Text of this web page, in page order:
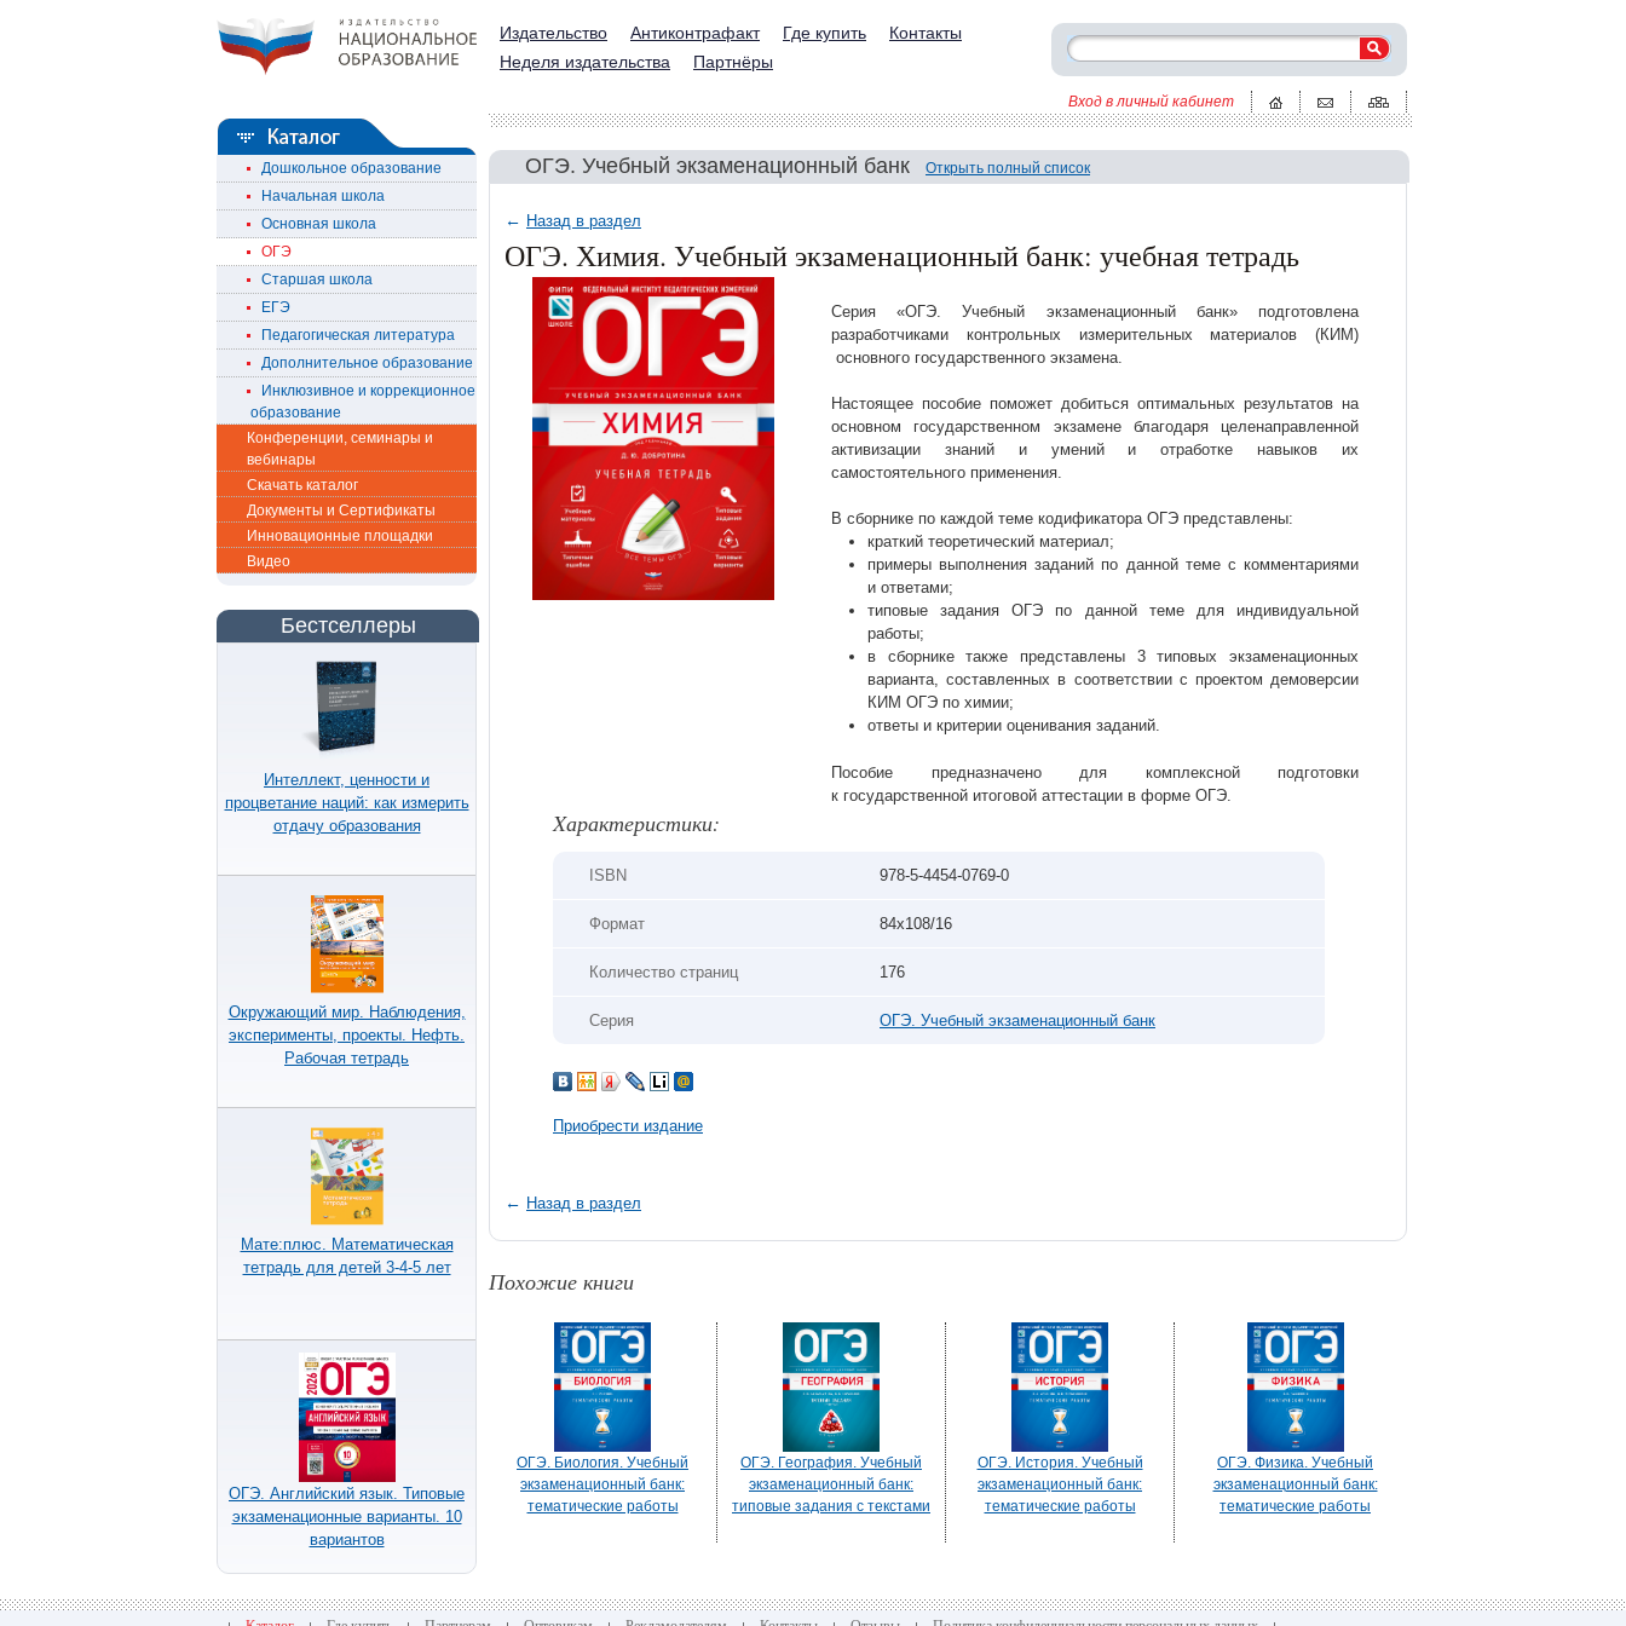
Издательство Антиконтрафакт Где купить
Контакты
Неделя издательства
Партнёры
Вход в личный кабинет
Дошкольное образование
Начальная школа
Основная школа
ОГЭ
Старшая школа
ЕГЭ
Педагогическая литература
Дополнительное образование
Инклюзивное и коррекционное
образование
Конференции, семинары и
вебинары
Скачать каталог
Документы и Сертификаты
Инновационные площадки
Видео
Бестселлеры
Интеллект, ценности и
процветание наций: как измерить
отдачу образования
Окружающий мир. Наблюдения,
эксперименты, проекты. Нефть.
Рабочая тетрадь
Мате:плюс. Математическая
тетрадь для детей 3-4-5 лет
ОГЭ. Английский язык. Типовые
экзаменационные варианты. 10
вариантов
ОГЭ. Учебный экзаменационный банк Открыть полный список
← Назад в раздел
ОГЭ. Химия. Учебный экзаменационный банк: учебная тетрадь
Серия «ОГЭ. Учебный экзаменационный банк» подготовлена
разработчиками контрольных измерительных материалов (КИМ)
основного государственного экзамена.
Настоящее пособие поможет добиться оптимальных результатов на
основном государственном экзамене благодаря целенаправленной
активизации знаний и умений и отработке навыков их
самостоятельного применения.
В сборнике по каждой теме кодификатора ОГЭ представлены:
краткий теоретический материал;
примеры выполнения заданий по данной теме с комментариями
и ответами;
типовые задания ОГЭ по данной теме для индивидуальной
работы;
в сборнике также представлены 3 типовых экзаменационных
варианта, составленных в соответствии с проектом демоверсии
КИМ ОГЭ по химии;
ответы и критерии оценивания заданий.
Пособие предназначено для комплексной подготовки
к государственной итоговой аттестации в форме ОГЭ.
Xарактеристики:
ISBN 978-5-4454-0769-0
Формат 84х108/16
Количество страниц 176
Серия ОГЭ. Учебный экзаменационный банк
Приобрести издание
← Назад в раздел
Похожие книги
ОГЭ. Биология. Учебный
экзаменационный банк:
тематические работы
ОГЭ. География. Учебный
экзаменационный банк:
типовые задания с текстами
ОГЭ. История. Учебный
экзаменационный банк:
тематические работы
ОГЭ. Физика. Учебный
экзаменационный банк:
тематические работы